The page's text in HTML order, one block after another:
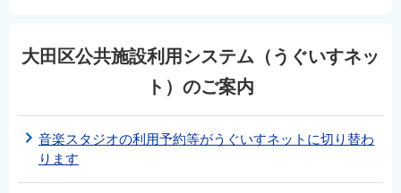
大田区公共施設利用システム（うぐいすネッ
ト）のご案内
音楽スタジオの利用予約等がうぐいすネットに切り替わ
ります